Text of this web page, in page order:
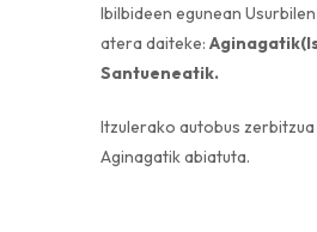
Ibilbideen egunean
atera daiteke:
Santueneatik.
Itzulerako autobus
Aginagatik abiatuta.